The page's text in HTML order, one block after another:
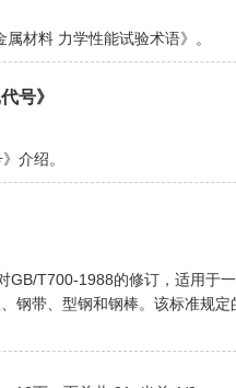
材料 力学性能试验术语》。
号》
介绍。
GB/T700-1988的修订，适用于
钢带、型钢和钢棒。该标准规